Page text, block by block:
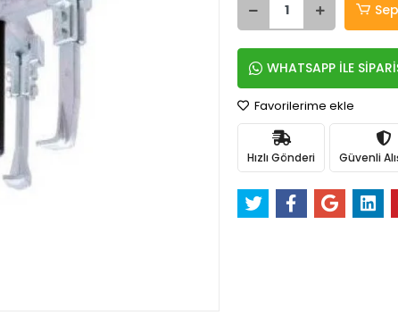
WHATSAPP İLE
Favorilerime ekle
Hızlı Gönderi Güvenli